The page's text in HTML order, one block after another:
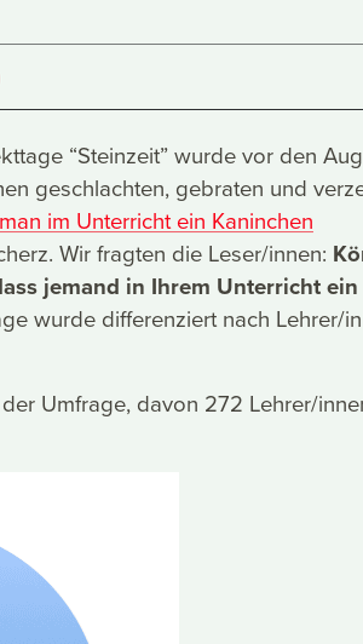
“Steinzeit” wurde vor den
geschlachten, gebraten und
im Unterricht ein Kaninchen
Wir fragten die Leser/innen:
jemand in Ihrem Unterricht ein
wurde differenziert nach Lehrer/
Umfrage, davon 272 Lehrer/